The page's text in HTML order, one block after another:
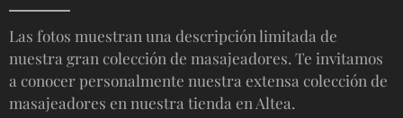
Las fotos muestran una descripción limitada de
nuestra gran colección de masajeadores. Te invitamos
a conocer personalmente nuestra extensa colección de
masajeadores en nuestra tienda en Altea.